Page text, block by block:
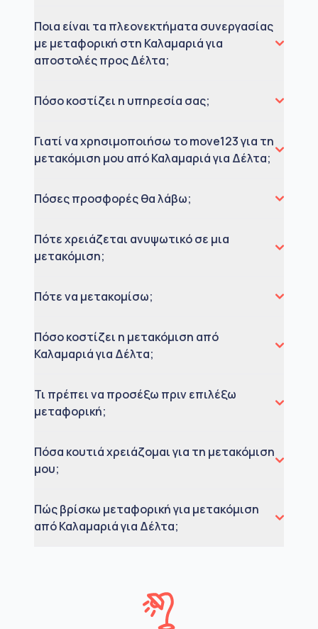
Ποια είναι τα πλεονεκτήματα συνεργασίας
με μεταφορική στη Καλαμαριά για
αποστολές προς Δέλτα;
Πόσο κοστίζει η υπηρεσία σας;
Γιατί να χρησιμοποιήσω το move123 για τη
μετακόμιση μου από Καλαμαριά για Δέλτα;
Πόσες προσφορές θα λάβω;
Πότε χρειάζεται ανυψωτικό σε μια
μετακόμιση;
Πότε να μετακομίσω;
Πόσο κοστίζει η μετακόμιση από
Καλαμαριά για Δέλτα;
Τι πρέπει να προσέξω πριν επιλέξω
μεταφορική;
Πόσα κουτιά χρειάζομαι για τη μετακόμιση
μου;
Πώς βρίσκω μεταφορική για μετακόμιση
από Καλαμαριά για Δέλτα;